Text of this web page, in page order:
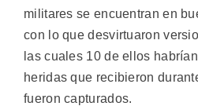
militares se encuentran en
con lo que desvirtuaron
las cuales 10 de ellos
heridas que recibieron
fueron capturados.